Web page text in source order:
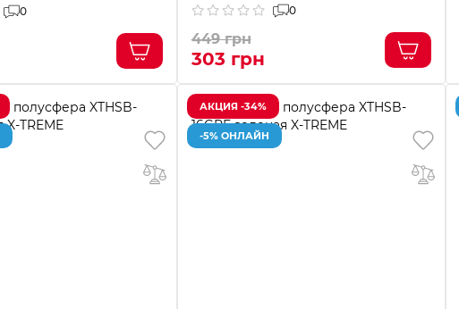
0 0
449 грн
303 грн
АКЦИЯ -34%
-5% ОНЛАЙН